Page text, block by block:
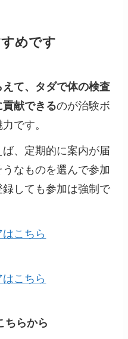
めです
て、タダで体の検査
貢献できるのが治験ボ
です。
、定期的に案内が届
なものを選んで参加
しても参加は強制で
こちら
こちら
ちらから